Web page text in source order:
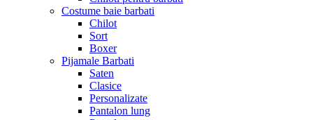
Costume baie barbati
Chilot
Sort
Boxer
Pijamale Barbati
Saten
Clasice
Personalizate
Pantalon lung